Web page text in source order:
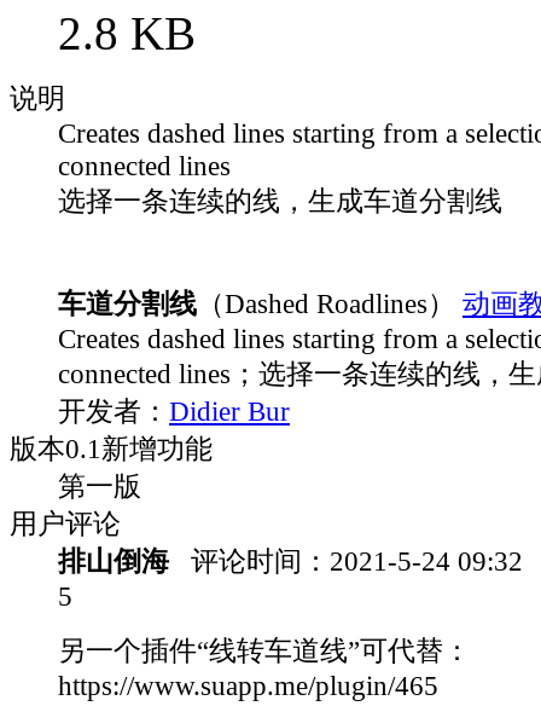
2.8 KB
说明
Creates dashed lines starting from a
connected lines
选择一条连续的线，生成车道分割线
车道分割线 （Dashed Roadlines）
动画
Creates dashed lines starting from a
connected lines；选择一条连续的线，
开发者： Didier Bur
版本0.1 新增功能
第一版
用户评论
排山倒海
评论时间： 2021-5-24 09:32
5
另一个插件“线转车道线”可代替：
https://www.suapp.me/plugin/465